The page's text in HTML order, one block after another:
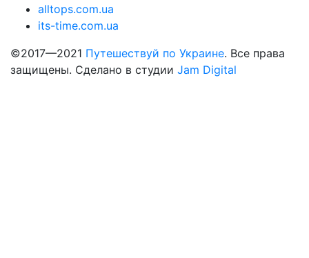
alltops.com.ua
its-time.com.ua
©2017—2021 Путешествуй по Украине. Все права
защищены. Сделано в студии Jam Digital